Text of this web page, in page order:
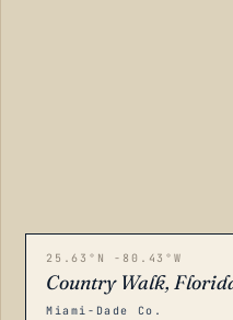
25.63°N -80.43°W
Country Walk,
Miami-Dade Co.